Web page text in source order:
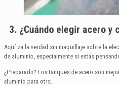
3. ¿Cuándo elegir acero y
Aquí va la verdad sin maquillaje sobre la
de aluminio, especialmente si estás
¿Preparado? Los tanques de acero son
aluminio para otro.